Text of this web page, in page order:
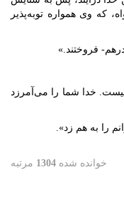
که وی همواره توبه‌پذیر
نیست. خدا شما را می‌آمرزد
خوانده شده 1304 مرتبه